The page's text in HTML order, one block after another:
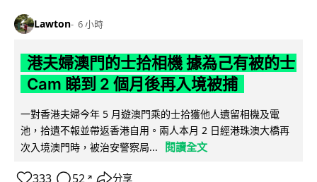
Lawton 6 小時
港夫婦澳門的士拾相機 據為己有被的士
Cam 睇到 2 個月後再入境被捕
一對香港夫婦今年 5 月遊澳門乘的士拾獲他人遺留相機及電
池，拾遺不報並帶返香港自用。兩人本月 2 日經港珠澳大橋再
次入境澳門時，被治安警察局...
閱讀全文
333 52 ↗ 分享